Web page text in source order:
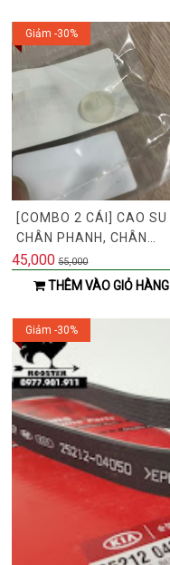
Giảm -30%
[COMBO 2 CÁI] CAO SU
CHÂN PHANH, CHÂN
THẮNG, CHÂN CÔN
CHUẨN MÃ CHO XE Ô TÔ
328764B000
45,000 55,000
THÊM VÀO GIỎ HÀNG
Giảm -30%